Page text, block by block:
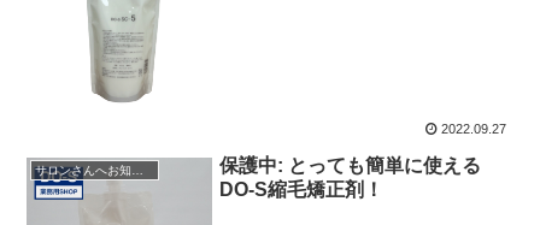
2022.09.27
保護中: とっても簡単に使える
DO-S縮毛矯正剤！